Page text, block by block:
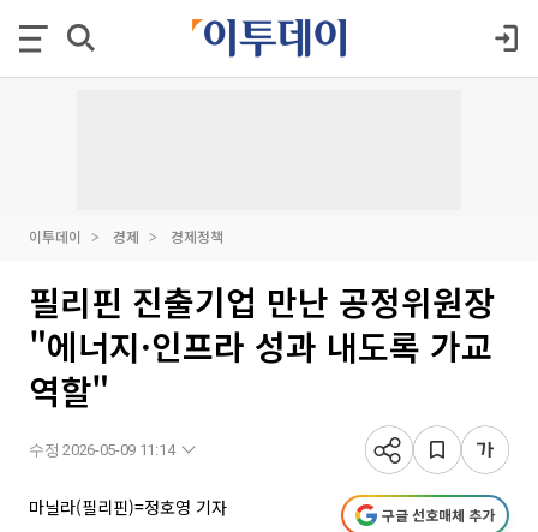
이투데이 경제 경제정책
필리핀 진출기업 만난 공정위원장
"에너지·인프라 성과 내도록 가교
역할"
수정 2026-05-09 11:14
마닐라(필리핀)=정호영 기자 구글 선호매체 추가